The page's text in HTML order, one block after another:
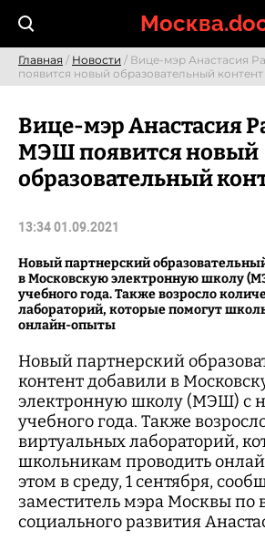
Главная / Новости / Вице-мэр Анастасия
появится новый образовательный контент
Вице-мэр Анастасия
МЭШ появится новый
образовательный
13:34 01.09.2021
Новый партнерский
в Московскую электронную школу
учебного года. Также возросло
лабораторий, которые помогут
онлайн-опыты
Новый партнерский
контент добавили в
электронную школу (МЭШ) с
учебного года. Также
виртуальных лабораторий,
школьникам проводить
этом в среду, 1 сентября,
заместитель мэра Москвы по
социального развития